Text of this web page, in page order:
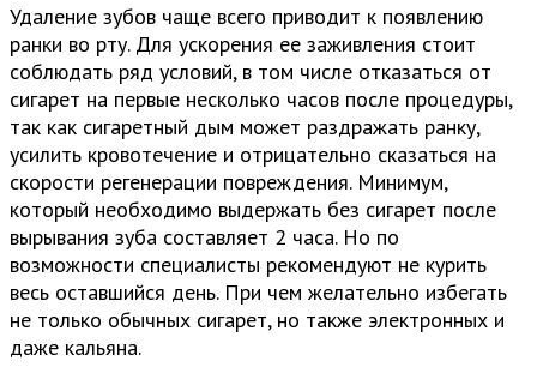
Удаление зубов чаще всего приводит к появлению
ранки во рту. Для ускорения ее заживления стоит
соблюдать ряд условий, в том числе отказаться от
сигарет на первые несколько часов после процедуры,
так как сигаретный дым может раздражать ранку,
усилить кровотечение и отрицательно сказаться на
скорости регенерации повреждения. Минимум,
который необходимо выдержать без сигарет после
вырывания зуба составляет 2 часа. Но по
возможности специалисты рекомендуют не курить
весь оставшийся день. При чем желательно избегать
не только обычных сигарет, но также электронных и
даже кальяна.